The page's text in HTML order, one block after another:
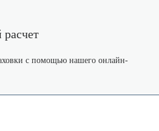
с помощью нашего онлайн-